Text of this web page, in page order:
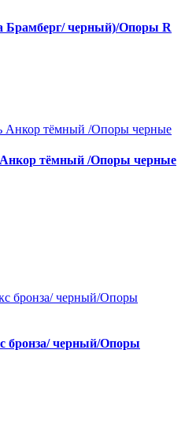
Брамберг/ черный)/Опоры R
тёмный /Опоры черные
бронза/ черный/Опоры